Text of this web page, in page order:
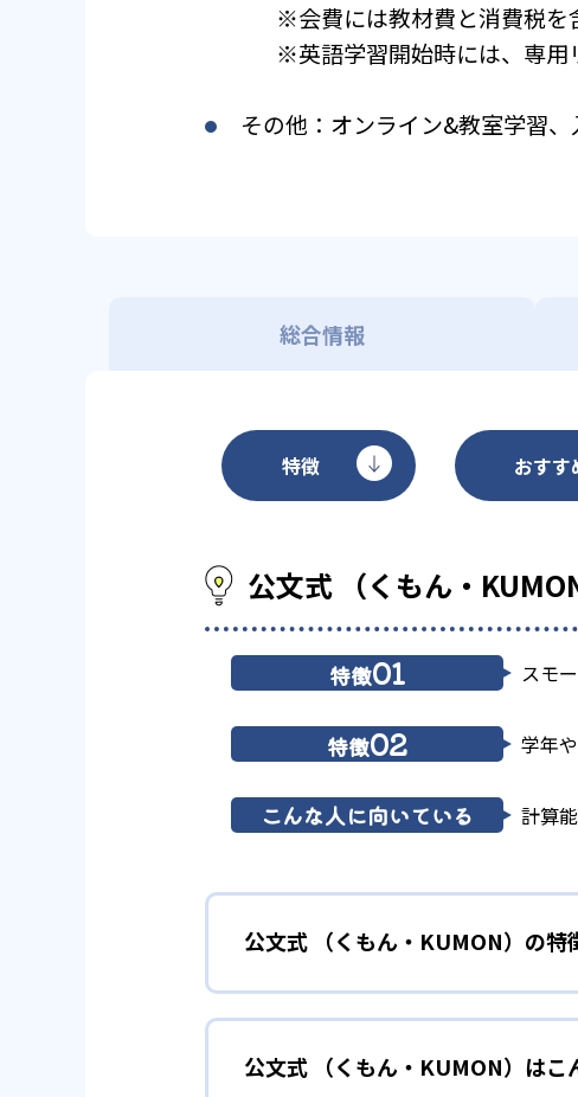
※会費には教材費と消費税を
※英語学習開始時には、専用
その他：オンライン&教室学習
総合情報
特徴 おすす
公文式 （くもん・
特徴01 スモ
特徴02 学年
こんな人に向いている 計算
公文式 （くもん・KUMON）の特
01 無学年式の学力
KUMONでは、年齢や学年にとらわれ
公文式 （くもん・KUMON）はこ